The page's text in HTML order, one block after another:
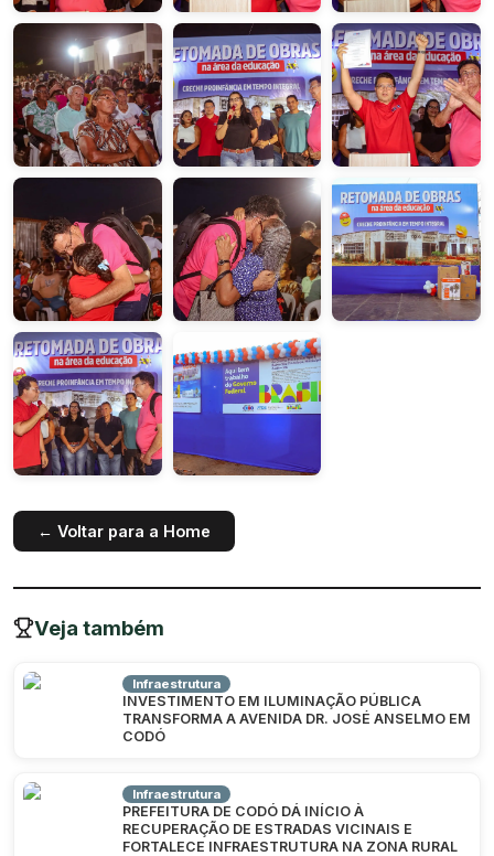
← Voltar para a Home
Veja também
Infraestrutura
INVESTIMENTO EM ILUMINAÇÃO PÚBLICA
TRANSFORMA A AVENIDA DR. JOSÉ ANSELMO EM
CODÓ
Infraestrutura
PREFEITURA DE CODÓ DÁ INÍCIO À
RECUPERAÇÃO DE ESTRADAS VICINAIS E
FORTALECE INFRAESTRUTURA NA ZONA RURAL